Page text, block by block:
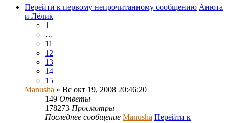
Перейти к первому непрочитанному сообщению Анюта
и Лёлик
1
…
11
12
13
14
15
Manusha » Вс окт 19, 2008 20:46:20
149 Ответы
178273 Просмотры
Последнее сообщение Manusha Перейти к